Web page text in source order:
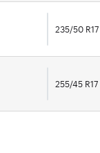
235/50 R17
255/45 R17